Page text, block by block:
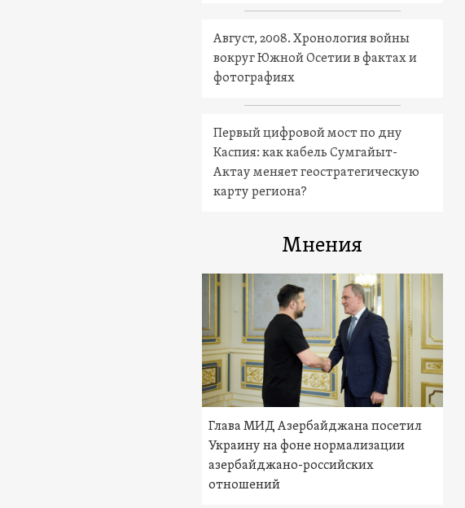
Август, 2008. Хронология войны
вокруг Южной Осетии в фактах и
фотографиях
Первый цифровой мост по дну
Каспия: как кабель Сумгайыт-
Актау меняет геостратегическую
карту региона?
Мнения
Глава МИД Азербайджана посетил
Украину на фоне нормализации
азербайджано-российских
отношений